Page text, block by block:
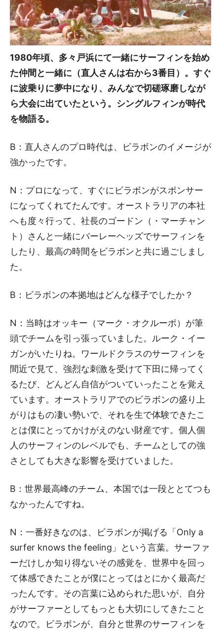
1980年頃、多々戸浜にて一緒にサーフィンを始め
た仲間と一緒に（直人さんは右から3番目）。すぐ
に波乗りに夢中になり、みんなで切磋琢磨しなが
ら大会に出ていたという。シングルフィンが時代
を物語る。
B：直人さんのプロ時代は、ビラボンのイメージが
強かったです。
N：プロになって、すぐにビラボンがスポンサー
になってくれてたんです。オーストラリアの本社
へも度々行って、社長のゴードン（・マーチャン
ト）さんと一緒にバーレーヘッズでサーフィンを
したり、最高の時間をビラボンと共に過ごしまし
た。
B：ビラボンの本拠地はどんな様子でしたか？
N：当時はオッキー（マーク・オクルーポ）が筆
頭でチームを引っ張っていました。ルーク・イー
ガンがいたりね。ワールドクラスのサーフィンを
間近で見て、強烈な刺激を受けて下田に帰ってく
るたび、どんどん自信がついていったことを覚え
ています。オーストラリアでのビラボンの盛り上
がりはもの凄い勢いで、それを生で体験できたこ
とは僕にとってかけがえのない財産です。個人個
人のサーフィンのレベルでも、チームとしての強
さとしても大きな影響を受けていました。
B：世界最高峰のチーム、本国では一段ととてつも
なかったんですね。
N：一番好きなのは、ビラボンが掲げる「Only a
surfer knows the feeling」という言葉。サーファ
ーだけしか知り得ないその感覚を、世界中を回っ
て体感できたことが僕にとってはとにかく最高だ
ったんです。その言葉に込められた思いが、自分
がサーファーとしてもっとも大切にしてきたこと
なので。ビラボンが、自分と世界のサーフィンを